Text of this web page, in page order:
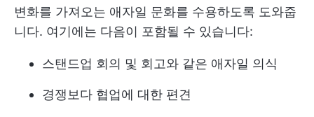
변화를 가져오는 애자일 문화를 수용하도록 도와줍
니다. 여기에는 다음이 포함될 수 있습니다:
스탠드업 회의 및 회고와 같은 애자일 의식
경쟁보다 협업에 대한 편견